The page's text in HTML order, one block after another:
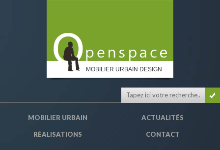
MOBILIER URBAIN DESIGN
MOBILIER URBAIN ACTUALITÉS
RÉALISATIONS CONTACT